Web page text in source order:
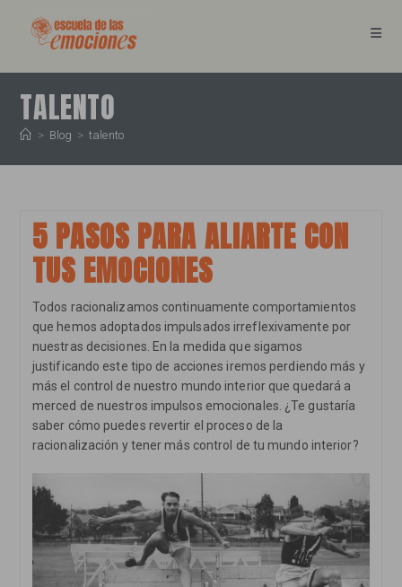
contenido
TALENTO
> Blog > talento
5 PASOS PARA ALIARTE CON
TUS EMOCIONES
Todos racionalizamos continuamente comportamientos
que hemos adoptados impulsados irreflexivamente por
nuestras decisiones. En la medida que sigamos
justificando este tipo de acciones iremos perdiendo más y
más el control de nuestro mundo interior que quedará a
merced de nuestros impulsos emocionales. ¿Te gustaría
saber cómo puedes revertir el proceso de la
racionalización y tener más control de tu mundo interior?